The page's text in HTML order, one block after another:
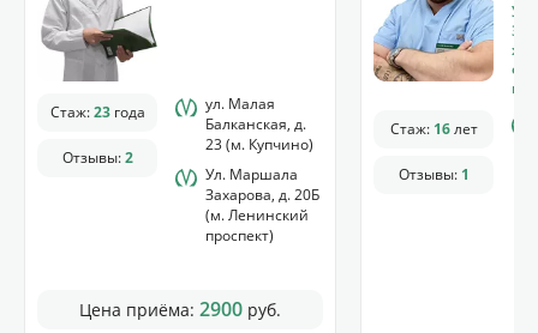
Стаж:23года
Отзывы:2
ул. Малая
Балканская, д.
23 (м. Купчино)
Ул. Маршала
Захарова, д. 20Б
(м. Ленинский
проспект)
Цена приёма: 2900 руб.
Стаж: 16лет
Отзывы: 1